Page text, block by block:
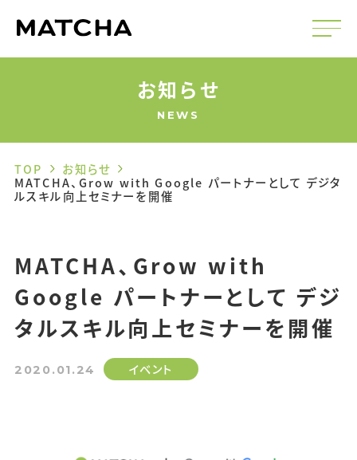
お知らせ
NEWS
TOP
お知らせ
MATCHA、Grow with Google パートナーとして デジタ
ルスキル向上セミナーを開催
MATCHA、Grow with
Google パートナーとして デジ
タルスキル向上セミナーを開催
2020.01.24 イベント